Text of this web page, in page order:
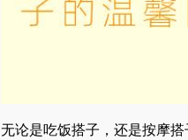
无论是吃饭搭子，还是按摩